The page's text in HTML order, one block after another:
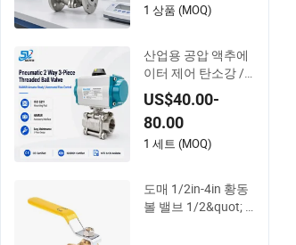
1 상품 (MOQ)
산업용 공압 액추에
이터 제어 탄소강 /
Wcb / SS304 / Ss 31
6 스테인리스 스틸 3
조각 플로트 1000 W
og 나사형 볼 밸브 P
US$40.00-
80.00
1 세트 (MOQ)
도매 1/2in-4in 황동
볼 밸브 1/2&quot; 1